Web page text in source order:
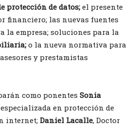
protección de datos; el presente
financiero; las nuevas fuentes
la empresa; soluciones para la
o la nueva normativa para
y prestamistas
como ponentes Sonia
especializada en protección de
internet;Daniel Lacalle, Doctor